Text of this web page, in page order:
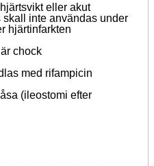
eller akut
skall inte användas under
hjärtinfarkten
chock
med rifampicin
(ileostomi efter